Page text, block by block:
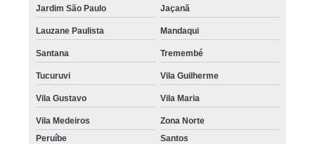
Jardim São Paulo Jaçanã
Lauzane Paulista Mandaqui
Santana Tremembé
Tucuruvi Vila Guilherme
Vila Gustavo Vila Maria
Vila Medeiros
Zona Norte
Peruíbe
Santos